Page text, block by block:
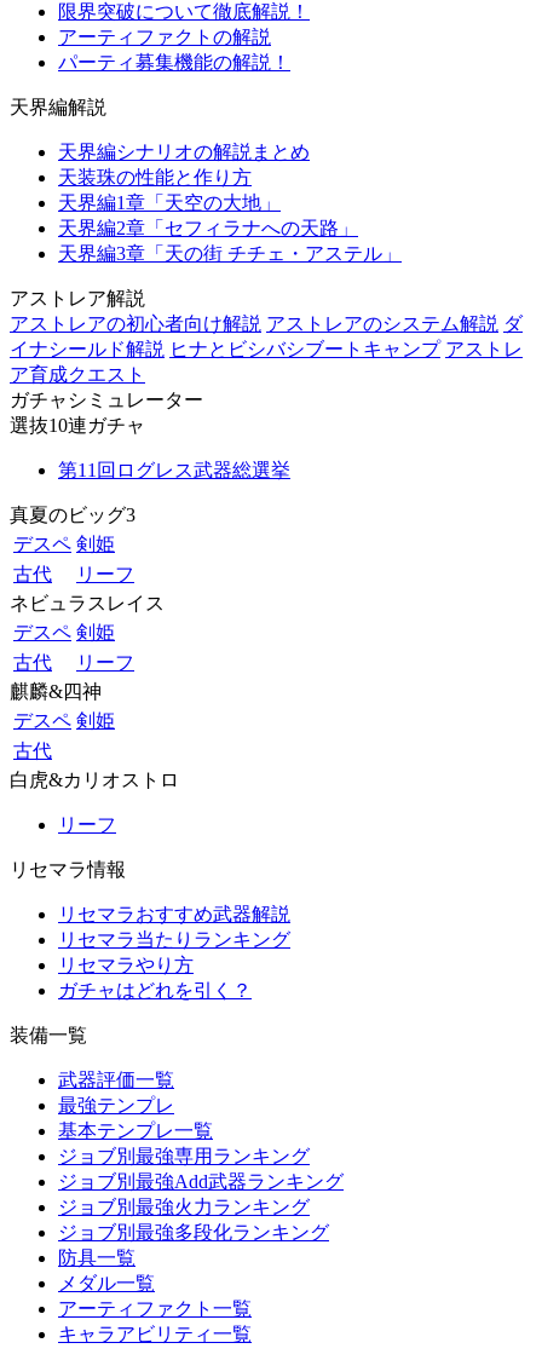
限界突破について徹底解説！
アーティファクトの解説
パーティ募集機能の解説！
天界編解説
天界編シナリオの解説まとめ
天装珠の性能と作り方
天界編1章「天空の大地」
天界編2章「セフィラナへの天路」
天界編3章「天の街 チチェ・アステル」
アストレア解説
アストレアの初心者向け解説 アストレアのシステム解説 ダ
イナシールド解説 ヒナとビシバシブートキャンプ アストレ
ア育成クエスト
ガチャシミュレーター
選抜10連ガチャ
第11回ログレス武器総選挙
真夏のビッグ3
デスペ 剣姫
古代
リーフ
ネビュラスレイス
デスペ 剣姫
古代
リーフ
麒麟&四神
デスペ 剣姫
古代
白虎&カリオストロ
リーフ
リセマラ情報
リセマラおすすめ武器解説
リセマラ当たりランキング
リセマラやり方
ガチャはどれを引く？
装備一覧
武器評価一覧
最強テンプレ
基本テンプレ一覧
ジョブ別最強専用ランキング
ジョブ別最強Add武器ランキング
ジョブ別最強火力ランキング
ジョブ別最強多段化ランキング
防具一覧
メダル一覧
アーティファクト一覧
キャラアビリティ一覧